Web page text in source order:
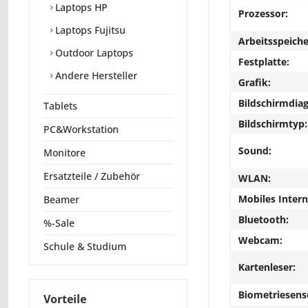
Laptops HP
Laptops Fujitsu
Outdoor Laptops
Andere Hersteller
Tablets
PC&Workstation
Monitore
Ersatzteile / Zubehör
Beamer
%-Sale
Schule & Studium
Vorteile
Prozessor:
Festplatte:
Grafik:
Bildschirmtyp:
Sound:
WLAN:
Mobiles
Bluetooth:
Webcam:
Kartenleser: